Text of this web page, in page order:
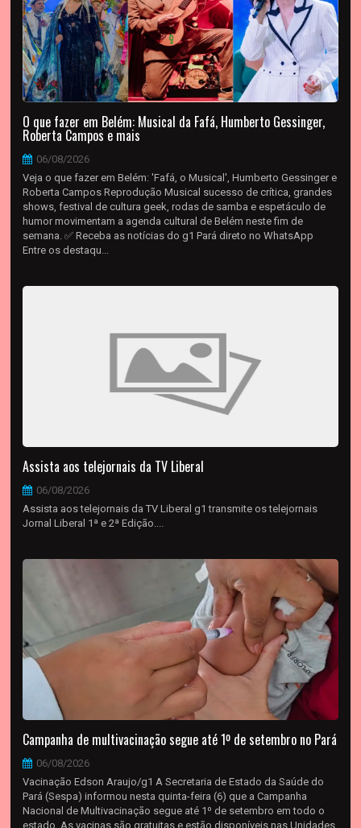
O que fazer em Belém: Musical da Fafá, Humberto Gessinger,
Roberta Campos e mais
06/08/2026
Veja o que fazer em Belém: 'Fafá, o Musical', Humberto Gessinger e
Roberta Campos Reprodução Musical sucesso de crítica, grandes
shows, festival de cultura geek, rodas de samba e espetáculo de
humor movimentam a agenda cultural de Belém neste fim de
semana. ✅ Receba as notícias do g1 Pará direto no WhatsApp
Entre os destaqu...
Assista aos telejornais da TV Liberal
06/08/2026
Assista aos telejornais da TV Liberal g1 transmite os telejornais
Jornal Liberal 1ª e 2ª Edição....
Campanha de multivacinação segue até 1º de setembro no Pará
06/08/2026
Vacinação Edson Araujo/g1 A Secretaria de Estado da Saúde do
Pará (Sespa) informou nesta quinta-feira (6) que a Campanha
Nacional de Multivacinação segue até 1º de setembro em todo o
estado. As vacinas são gratuitas e estão disponíveis nas Unidades